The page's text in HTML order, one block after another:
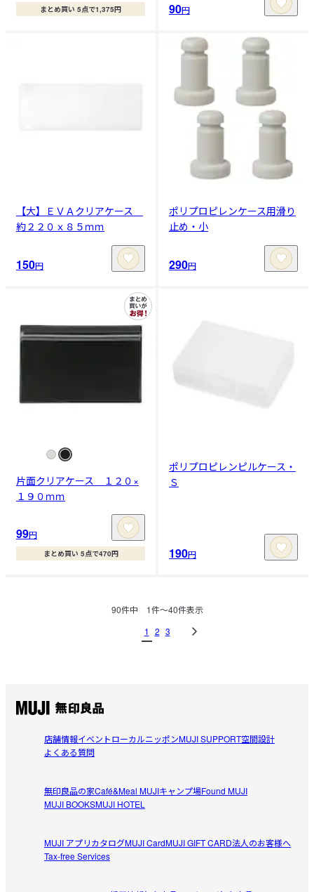
まとめ買い 5点で1,375円 90円
【大】ＥＶＡクリアケース
約２２０ｘ８５ｍｍ
150円
ポリプロピレンケース用滑り
止め・小
290円
片面クリアケース １２０×
１９０ｍｍ
99円
まとめ買い 5点で470円
ポリプロピレンピルケース・
Ｓ
190円
90件中 1件〜40件表示
1 2 3
店舗情報イベントローカルニッポンMUJI SUPPORT空間設計
よくある質問
無印良品の家Café&Meal MUJIキャンプ場Found MUJI
MUJI BOOKSMUJI HOTEL
MUJI アプリカタログMUJI CardMUJI GIFT CARD法人のお客様へ
Tax-free Services